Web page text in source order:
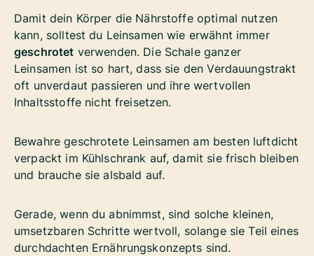
Damit dein Körper die Nährstoffe optimal nutzen
kann, solltest du Leinsamen wie erwähnt immer
geschrotet verwenden. Die Schale ganzer
Leinsamen ist so hart, dass sie den Verdauungstrakt
oft unverdaut passieren und ihre wertvollen
Inhaltsstoffe nicht freisetzen.
Bewahre geschrotete Leinsamen am besten luftdicht
verpackt im Kühlschrank auf, damit sie frisch bleiben
und brauche sie alsbald auf.
Gerade, wenn du abnimmst, sind solche kleinen,
umsetzbaren Schritte wertvoll, solange sie Teil eines
durchdachten Ernährungskonzepts sind.